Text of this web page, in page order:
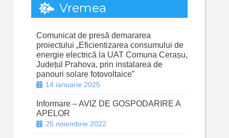
Vremea
Comunicat de presă demararea
proiectului „Eficientizarea consumului de
energie electrică la UAT Comuna Cerașu,
Județul Prahova, prin instalarea de
panouri solare fotovoltaice”
14 ianuarie 2025
Informare – AVIZ DE GOSPODARIRE A
APELOR
25 noiembrie 2022